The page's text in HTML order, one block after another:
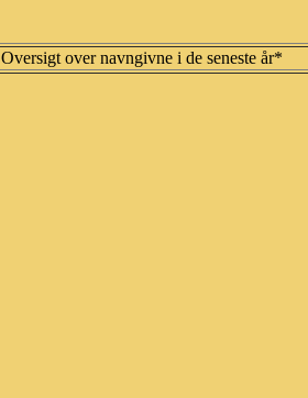
Oversigt over navngivne i de seneste år*